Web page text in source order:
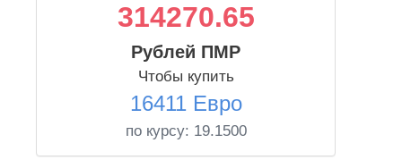
314270.65
Рублей ПМР
Чтобы купить
16411 Евро
по курсу: 19.1500